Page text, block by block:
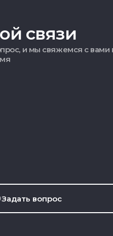
связи
и мы свяжемся с вами
Задать вопрос